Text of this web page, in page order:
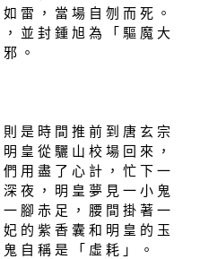
雷 ， 當 場 自 刎 而 死 。
並 封 鍾 旭 為 「 驅 魔 大
。
是 時 間 推 前 到 唐 玄 宗
皇 從 驪 山 校 場 回 來 ，
用 盡 了 心 計 ， 忙 下 一
夜 ， 明 皇 夢 見 一 小 鬼
腳 赤 足 ， 腰 間 掛 著 一
的 紫 香 囊 和 明 皇 的 玉
自 稱 是 「 虛 耗 」 。